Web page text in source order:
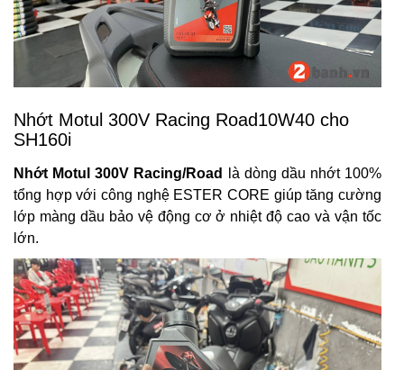
Nhớt Motul 300V Racing Road10W40 cho
SH160i
Nhớt Motul 300V Racing/Road
là dòng dầu nhớt 100%
tổng hợp với công nghệ ESTER CORE giúp tăng cường
lớp màng dầu bảo vệ động cơ ở nhiệt độ cao và vận tốc
lớn.